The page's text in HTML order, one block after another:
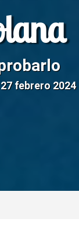
febrero 2024